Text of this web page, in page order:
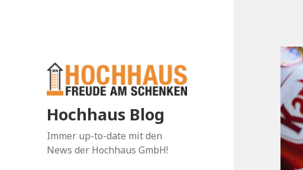
Hochhaus Blog
Immer up-to-date mit den
News der Hochhaus GmbH!